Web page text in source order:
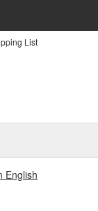
List
English